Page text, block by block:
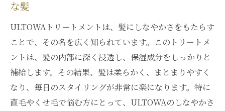
な髪
ULTOWAトリートメントは、髪にしなやかさをもたらす
ことで、その名を広く知られています。このトリートメ
ントは、髪の内部に深く浸透し、保湿成分をしっかりと
補給します。その結果、髪は柔らかく、まとまりやすく
なり、毎日のスタイリングが非常に楽になります。特に
直毛やくせ毛で悩む方にとって、ULTOWAのしなやかさ